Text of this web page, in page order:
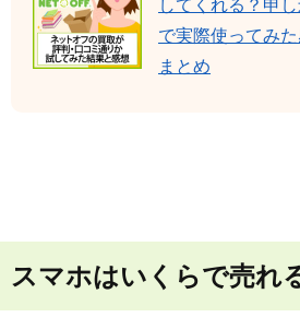
してくれる？申
で実際使ってみ
まとめ
スマホはいくらで売れ